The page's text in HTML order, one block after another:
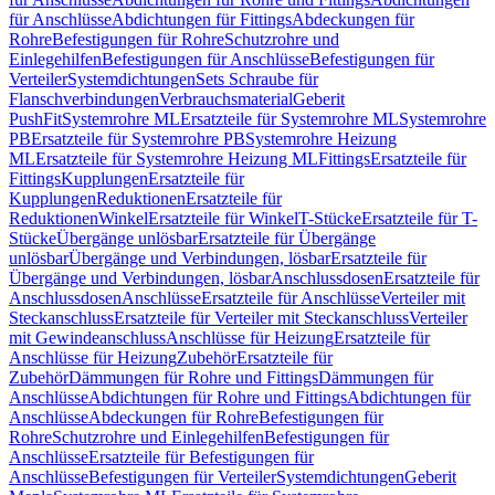
für AnschlüsseAbdichtungen für FittingsAbdeckungen für
RohreBefestigungen für RohreSchutzrohre und
EinlegehilfenBefestigungen für AnschlüsseBefestigungen für
VerteilerSystemdichtungenSets Schraube für
FlanschverbindungenVerbrauchsmaterialGeberit
PushFitSystemrohre MLErsatzteile für Systemrohre MLSystemrohre
PBErsatzteile für Systemrohre PBSystemrohre Heizung
MLErsatzteile für Systemrohre Heizung MLFittingsErsatzteile für
FittingsKupplungenErsatzteile für
KupplungenReduktionenErsatzteile für
ReduktionenWinkelErsatzteile für WinkelT-StückeErsatzteile für T-
StückeÜbergänge unlösbarErsatzteile für Übergänge
unlösbarÜbergänge und Verbindungen, lösbarErsatzteile für
Übergänge und Verbindungen, lösbarAnschlussdosenErsatzteile für
AnschlussdosenAnschlüsseErsatzteile für AnschlüsseVerteiler mit
SteckanschlussErsatzteile für Verteiler mit SteckanschlussVerteiler
mit GewindeanschlussAnschlüsse für HeizungErsatzteile für
Anschlüsse für HeizungZubehörErsatzteile für
ZubehörDämmungen für Rohre und FittingsDämmungen für
AnschlüsseAbdichtungen für Rohre und FittingsAbdichtungen für
AnschlüsseAbdeckungen für RohreBefestigungen für
RohreSchutzrohre und EinlegehilfenBefestigungen für
AnschlüsseErsatzteile für Befestigungen für
AnschlüsseBefestigungen für VerteilerSystemdichtungenGeberit